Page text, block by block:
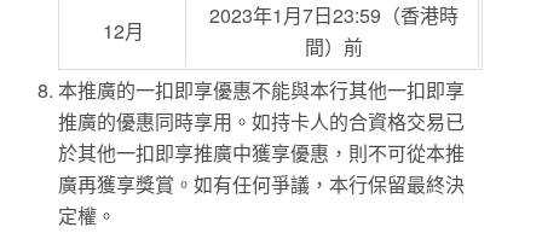
12月
2023年1月7日23:59（香港時
間）前
本推廣的一扣即享優惠不能與本行其他一扣即享
推廣的優惠同時享用。如持卡人的合資格交易已
於其他一扣即享推廣中獲享優惠，則不可從本推
廣再獲享獎賞。如有任何爭議，本行保留最終決
定權。